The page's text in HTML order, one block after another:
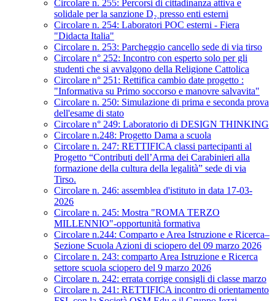
Circolare n. 255: Percorsi di cittadinanza attiva e
solidale per la sanzione D₂ presso enti esterni
Circolare n. 254: Laboratori POC esterni - Fiera
"Didacta Italia"
Circolare n. 253: Parcheggio cancello sede di via tirso
Circolare n° 252: Incontro con esperto solo per gli
studenti che si avvalgono della Religione Cattolica
Circolare n° 251: Rettifica cambio date progetto :
"Informativa su Primo soccorso e manovre salvavita"
Circolare n. 250: Simulazione di prima e seconda prova
dell'esame di stato
Circolare n° 249: Laboratorio di DESIGN THINKING
Circolare n.248: Progetto Dama a scuola
Circolare n. 247: RETTIFICA classi partecipanti al
Progetto “Contributi dell’Arma dei Carabinieri alla
formazione della cultura della legalità” sede di via
Tirso.
Circolare n. 246: assemblea d'istituto in data 17-03-
2026
Circolare n. 245: Mostra "ROMA TERZO
MILLENNIO"-opportunità formativa
Circolare n.244: Comparto e Area Istruzione e Ricerca–
Sezione Scuola Azioni di sciopero del 09 marzo 2026
Circolare n. 243: comparto Area Istruzione e Ricerca
settore scuola sciopero del 9 marzo 2026
Circolare n. 242: errata corrige consigli di classe marzo
Circolare n. 241: RETTIFICA incontro di orientamento